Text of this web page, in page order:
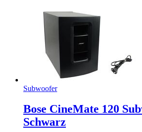
Subwoofer
Bose CineMate 120
Schwarz